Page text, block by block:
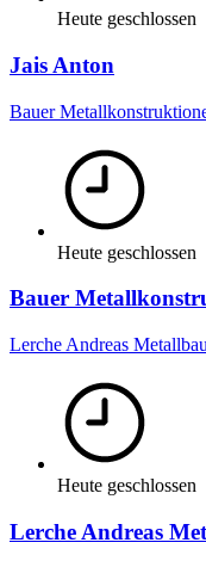
Heute geschlossen
Jais Anton
Bauer
Heute geschlossen
Bauer
Lerche Andreas
Heute geschlossen
Lerche Andreas